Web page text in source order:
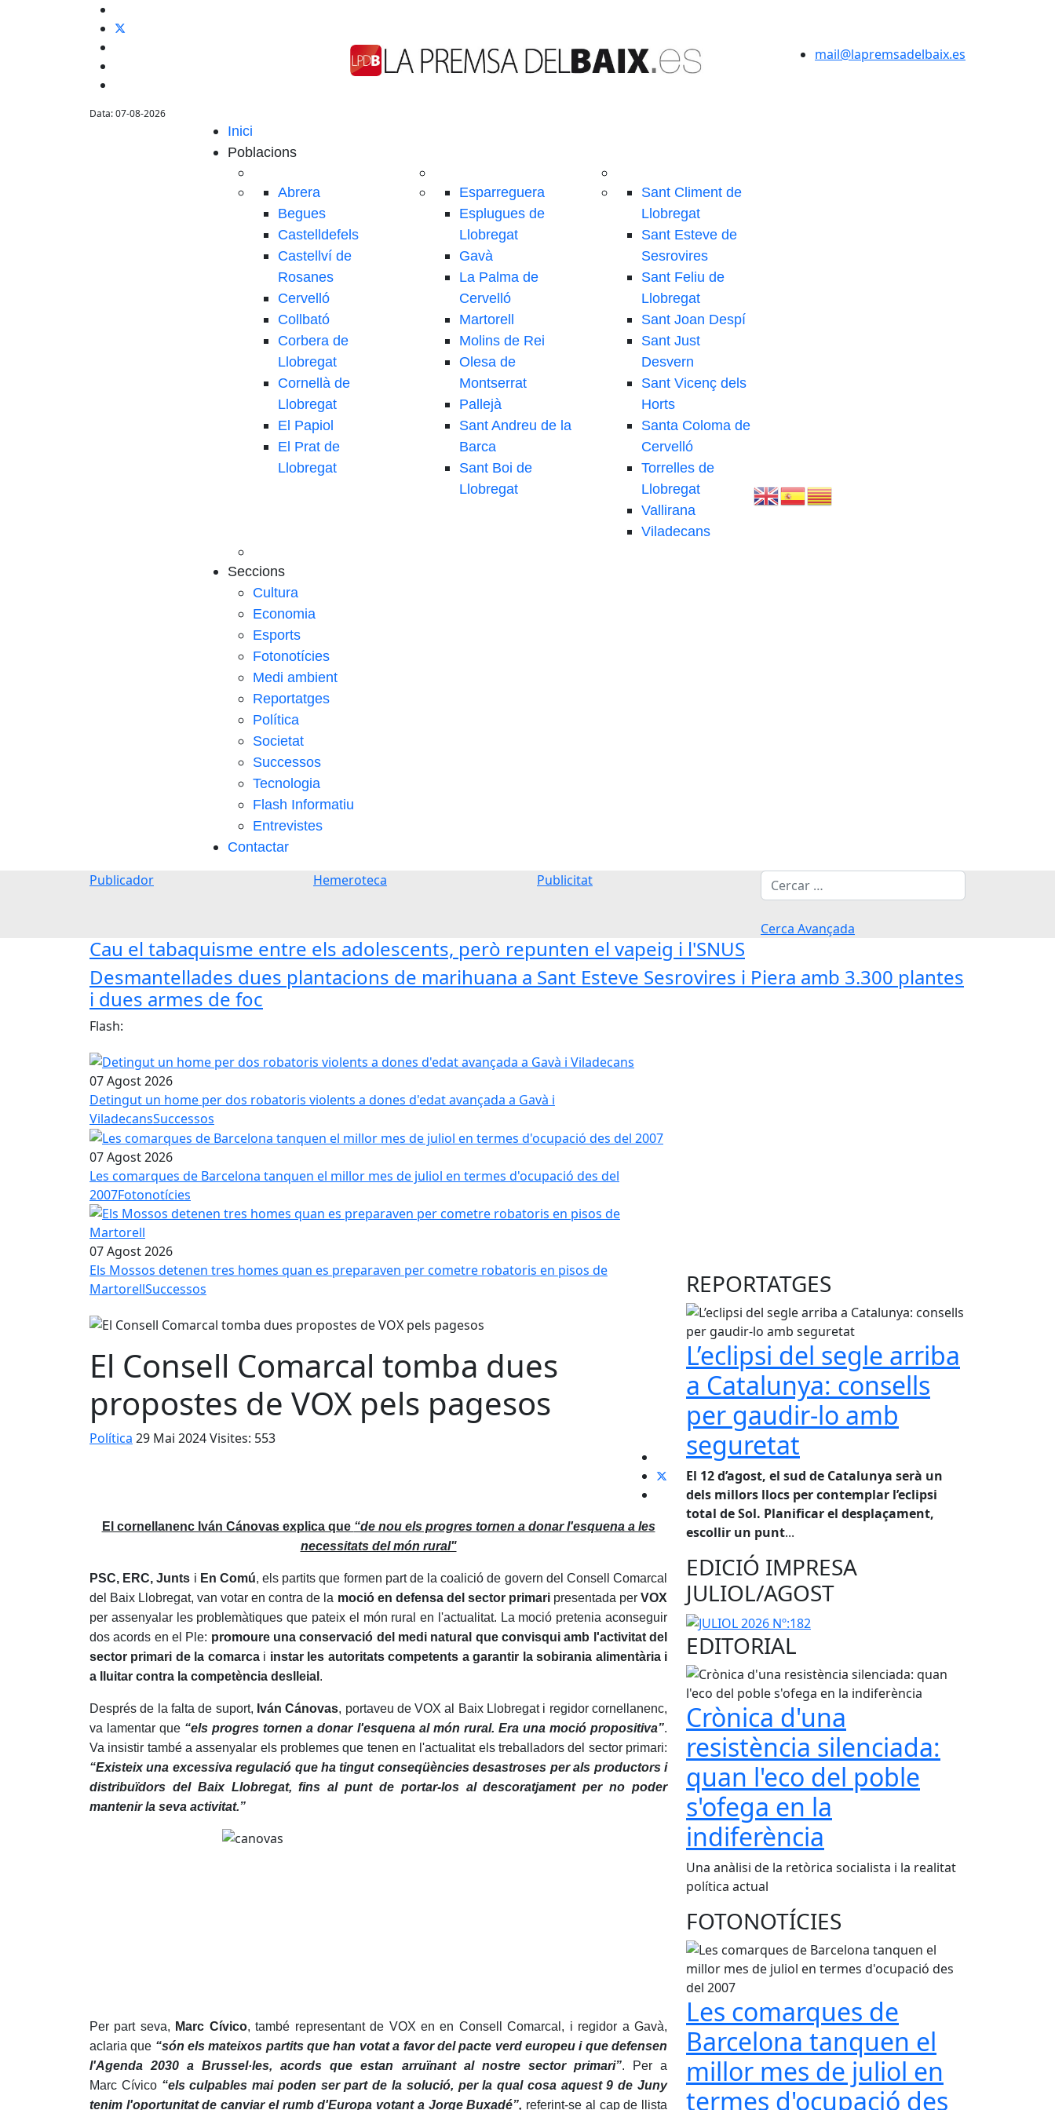
Data: 07-08-2026
mail@lapremsadelbaix.es
Inici
Poblacions
Abrera
Begues
Castelldefels
Castellví de
Rosanes
Cervelló
Collbató
Corbera de
Llobregat
Cornellà de
Llobregat
El Papiol
El Prat de
Llobregat
Esparreguera
Esplugues de
Llobregat
Gavà
La Palma de
Cervelló
Martorell
Molins de Rei
Olesa de
Montserrat
Pallejà
Sant Andreu de la
Barca
Sant Boi de
Llobregat
Sant Climent de
Llobregat
Sant Esteve de
Sesrovires
Sant Feliu de
Llobregat
Sant Joan Despí
Sant Just
Desvern
Sant Vicenç dels
Horts
Santa Coloma de
Cervelló
Torrelles de
Llobregat
Vallirana
Viladecans
Seccions
Cultura
Economia
Esports
Fotonotícies
Medi ambient
Reportatges
Política
Societat
Successos
Tecnologia
Flash Informatiu
Entrevistes
Contactar
Publicador Hemeroteca Publicitat Cerca
Cerca Avançada
Cau el tabaquisme entre els adolescents, però repunten el vapeig i l'SNUS
Desmantellades dues plantacions de marihuana a Sant Esteve Sesrovires i Piera amb 3.300 plantes
i dues armes de foc
Flash:
07 Agost 2026
Detingut un home per dos robatoris violents a dones d'edat avançada a Gavà i
ViladecansSuccessos
07 Agost 2026
Les comarques de Barcelona tanquen el millor mes de juliol en termes d'ocupació des del
2007Fotonotícies
07 Agost 2026
Els Mossos detenen tres homes quan es preparaven per cometre robatoris en pisos de
MartorellSuccessos
El Consell Comarcal tomba dues
propostes de VOX pels pagesos
Política 29 Mai 2024Visites: 553
El cornellanenc Iván Cánovas explica que “de nou els progres tornen a donar l'esquena a les
necessitats del món rural"
PSC, ERC, Junts i En Comú, els partits que formen part de la coalició de govern del Consell Comarcal
del Baix Llobregat, van votar en contra de la moció en defensa del sector primaripresentada perVOX
per assenyalar les problemàtiques que pateix el món rural en l'actualitat. La moció pretenia aconseguir
dos acords en el Ple: promoure una conservació del medi natural que convisqui amb l'activitat del
sector primari de la comarcai instar les autoritats competents a garantir la sobirania alimentària i
a lluitar contra la competència deslleial .
Després de la falta de suport, Iván Cánovas, portaveu de VOX al Baix Llobregat i regidor cornellanenc,
va lamentar que “els progres tornen a donar l'esquena al món rural. Era una moció propositiva”.
Va insistir també a assenyalar els problemes que tenen en l'actualitat els treballadors del sector primari:
“Existeix una excessiva regulació que ha tingut conseqüències desastroses per als productors i
distribuïdors del Baix Llobregat, fins al punt de portar-los al descoratjament per no poder
mantenir la seva activitat.”
Per part seva, Marc Cívico, també representant de VOX en en Consell Comarcal, i regidor a Gavà,
aclaria que “són els mateixos partits que han votat a favor del pacte verd europeu i que defensen
l'Agenda 2030 a Brussel·les, acords que estan arruïnant al nostre sector primari”. Per a
Marc Cívico “els culpables mai poden ser part de la solució, per la qual cosa aquest 9 de Juny
tenim l'oportunitat de canviar el rumb d'Europa votant a Jorge Buxadé”, referint-se al cap de llista
REPORTATGES
L’eclipsi del segle arriba
a Catalunya: consells
per gaudir-lo amb
seguretat
El 12 d’agost, el sud de Catalunya serà un
dels millors llocs per contemplar l’eclipsi
total de Sol. Planificar el desplaçament,
escollir un punt...
EDICIÓ IMPRESA
JULIOL/AGOST
EDITORIAL
Crònica d'una
resistència silenciada:
quan l'eco del poble
s'ofega en la
indiferència
Una anàlisi de la retòrica socialista i la realitat
política actual
FOTONOTÍCIES
Les comarques de
Barcelona tanquen el
millor mes de juliol en
termes d'ocupació des